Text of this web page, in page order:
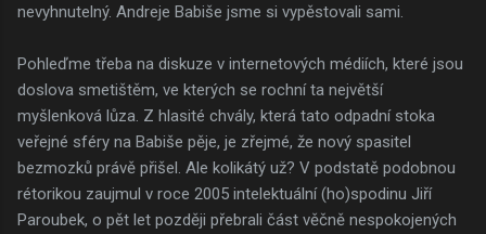
nevyhnutelný. Andreje Babiše jsme si vypěstovali sami.
Pohleďme třeba na diskuze v internetových médiích, které jsou
doslova smetištěm, ve kterých se rochní ta největší
myšlenková lůza. Z hlasité chvály, která tato odpadní stoka
veřejné sféry na Babiše pěje, je zřejmé, že nový spasitel
bezmozků právě přišel. Ale kolikátý už? V podstatě podobnou
rétorikou zaujmul v roce 2005 intelektuální (ho)spodinu Jiří
Paroubek, o pět let později přebrali část věčně nespokojených